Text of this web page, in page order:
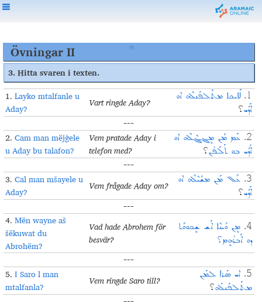
Övningar II
3. Hitta svaren i texten.
1.Layko mtalfanle u
Aday?
Vart ringde Aday? 1.
ܠܰܐܝܟܐ ܡܬܰܠܦܰܢܠܶܗ ܐܘ
ܐܰܕܰܝ؟
---
2.Cam man mëjġele
u Aday bu talafon?
Vem pratade Aday i
telefon med?
2. ܥܰܡ ܡܰܢ ܡܷܔܓ݂ܶܠܶܗ ܐܘ
ܐܰܕܰܝ ܒܘ ܬܰܠܰܦܳܢ؟
---
3.Cal man mšayele u
Aday?
Vem frågade Aday om? 3. ܥܰܠ ܡܰܢ ܡܫܰܝܶܠܶܗ ܐܘ
ܐܰܕܰܝ؟
---
4.Mën wayne aš
šëkuwat du
Abrohëm?
Vad hade Abrohem för
besvär?
4. ܡܷܢ ܘܰܝܢܶܐ ܐܰܫ ܫܷܟܘܘܰܬ
ܕܘ ܐܰܒܪܳܗܷܡ؟
---
5.I Saro l man
mtalfanla?
Vem ringde Saro till? 5. ܐܝ ܣܰܪܐ ܠܡܰܢ
ܡܬܰܠܦܰܢܠܰܗ؟
---